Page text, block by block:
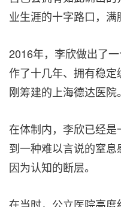
业生涯的十字路口，满
2016年，李欣做出了
作了十几年、拥有稳
刚筹建的上海德达医院。
在体制内，李欣已经
到一种难以言说的窒
因为认知的断层。
在当时，公立医院高